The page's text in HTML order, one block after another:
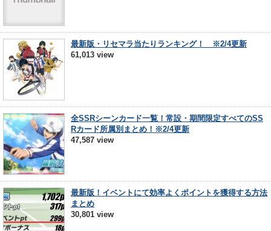
最新版・リセマラ当たりランキング！ ※2/4更新
61,013 view
全SSRシーンカード一覧！常設・期間限定すべてのSS
Rカード所属別まとめ！※2/4更新
47,587 view
最新版！イベントにて効率よくポイントを獲得する方法
まとめ
30,801 view